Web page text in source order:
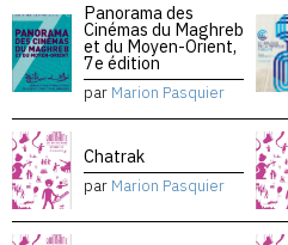
Panorama des
Cinémas du Maghreb
et du Moyen-Orient,
7e édition
par Marion Pasquier
Chatrak
par Marion Pasquier